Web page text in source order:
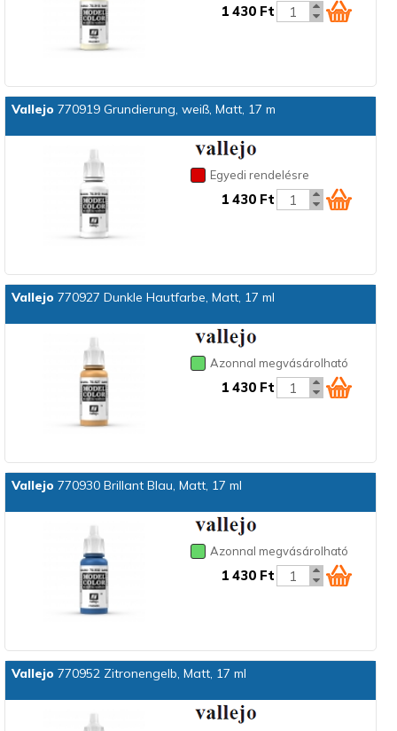
1 430 Ft
Vallejo 770919 Grundierung, weiß, Matt, 17 m
Egyedi rendelésre
1 430 Ft
Vallejo 770927 Dunkle Hautfarbe, Matt, 17 ml
Azonnal megvásárolható
1 430 Ft
Vallejo 770930 Brillant Blau, Matt, 17 ml
Azonnal megvásárolható
1 430 Ft
Vallejo 770952 Zitronengelb, Matt, 17 ml